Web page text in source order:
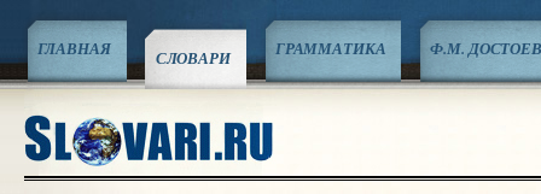
ГЛАВНАЯ СЛОВАРИ ГРАММАТИКА Ф.М.